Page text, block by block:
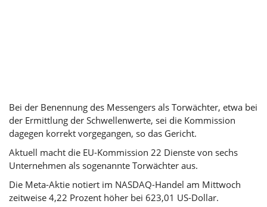
Bei der Benennung des Messengers als Torwächter, etwa bei
der Ermittlung der Schwellenwerte, sei die Kommission
dagegen korrekt vorgegangen, so das Gericht.
Aktuell macht die EU-Kommission 22 Dienste von sechs
Unternehmen als sogenannte Torwächter aus.
Die Meta-Aktie notiert im NASDAQ-Handel am Mittwoch
zeitweise 4,22 Prozent höher bei 623,01 US-Dollar.